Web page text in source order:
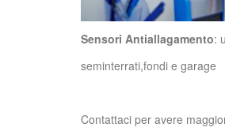
Sensori Antiallagamento:
seminterrati,fondi e garage
Contattaci per avere